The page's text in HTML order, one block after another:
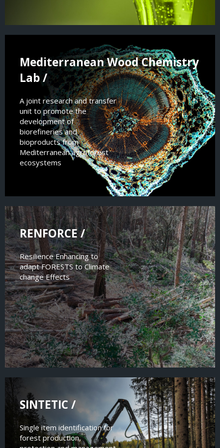
Mediterranean Wood Chemistry
Lab /
A joint research and transfer
unit to promote the
development of
biorefineries and
bioproducts from
Mediterranean agroforest
ecosystems
RENFORCE /
Resilience Enhancing to
adapt FORESTS to Climate
change Effects
SINTETIC /
Single item identification for
forest production,